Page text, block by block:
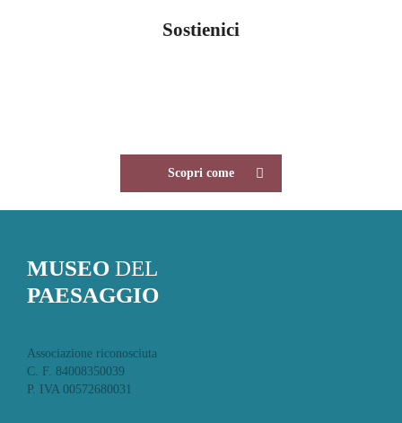
Sostienici
Scopri come
MUSEO DEL
PAESAGGIO
Associazione riconosciuta
C. F. 84008350039
P. IVA 00572680031